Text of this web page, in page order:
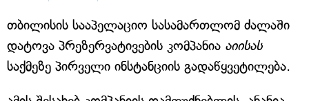
თბილისის სააპელაციო სასამართლომ ძალაში
დატოვა პრეზერვატივების კომპანია აიისას
საქმეზე პირველი ინსტანციის გადაწყვეტილება.